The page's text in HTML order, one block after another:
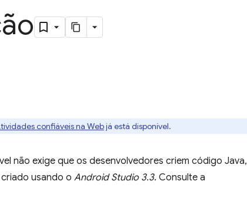
confiáveis na Webjá está disponível.
não exige que os desenvolvedores criem código Java,
usando o Android Studio 3.3. Consulte a